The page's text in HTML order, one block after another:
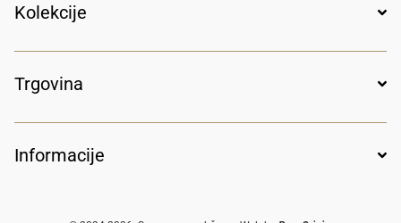
Kolekcije
Trgovina
Informacije